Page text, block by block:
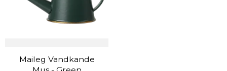
Maileg Vandkande